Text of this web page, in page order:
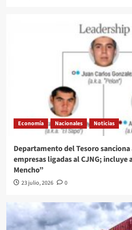
Economía Nacionales Noticias
Departamento del Tesoro sanciona
empresas ligadas al CJNG; incluye
Mencho”
23 julio, 2026 0